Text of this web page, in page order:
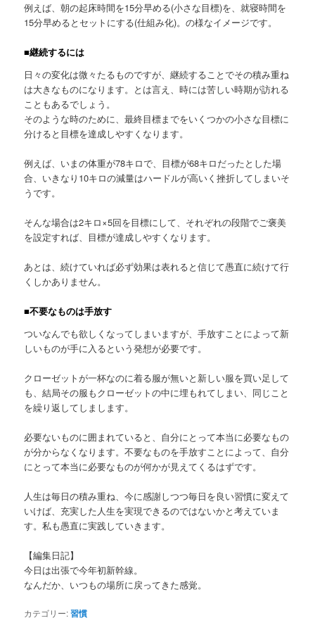
例えば、朝の起床時間を15分早める(小さな目標)を、就寝時間を
15分早めるとセットにする(仕組み化)。の様なイメージです。
■継続するには
日々の変化は微々たるものですが、継続することでその積み重ね
は大きなものになります。とは言え、時には苦しい時期が訪れる
こともあるでしょう。
そのような時のために、最終目標までをいくつかの小さな目標に
分けると目標を達成しやすくなります。
例えば、いまの体重が78キロで、目標が68キロだったとした場
合、いきなり10キロの減量はハードルが高いく挫折してしまいそ
うです。
そんな場合は2キロ×5回を目標にして、それぞれの段階でご褒美
を設定すれば、目標が達成しやすくなります。
あとは、続けていれば必ず効果は表れると信じて愚直に続けて行
くしかありません。
■不要なものは手放す
ついなんでも欲しくなってしまいますが、手放すことによって新
しいものが手に入るという発想が必要です。
クローゼットが一杯なのに着る服が無いと新しい服を買い足して
も、結局その服もクローゼットの中に埋もれてしまい、同じこと
を繰り返してしまします。
必要ないものに囲まれていると、自分にとって本当に必要なもの
が分からなくなります。不要なものを手放すことによって、自分
にとって本当に必要なものが何かが見えてくるはずです。
人生は毎日の積み重ね、今に感謝しつつ毎日を良い習慣に変えて
いけば、充実した人生を実現できるのではないかと考えていま
す。私も愚直に実践していきます。
【編集日記】
今日は出張で今年初新幹線。
なんだか、いつもの場所に戻ってきた感覚。
カテゴリー:習慣